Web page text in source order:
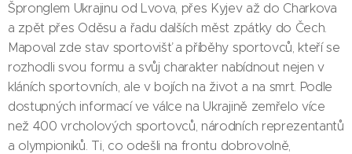
Špronglem Ukrajinu od Lvova, přes Kyjev až do Charkova
a zpět přes Oděsu a řadu dalších měst zpátky do Čech.
Mapoval zde stav sportovišť a příběhy sportovců, kteří se
rozhodli svou formu a svůj charakter nabídnout nejen v
kláních sportovních, ale v bojích na život a na smrt. Podle
dostupných informací ve válce na Ukrajině zemřelo více
než 400 vrcholových sportovců, národních reprezentantů
a olympioniků. Ti, co odešli na frontu dobrovolně,